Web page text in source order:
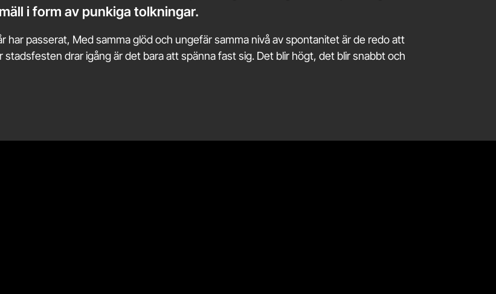
i form av punkiga tolkningar.
har passerat, Med samma glöd och ungefär samma nivå av spontanitet är de redo att
drar igång är det bara att spänna fast sig. Det blir högt, det blir snabbt och